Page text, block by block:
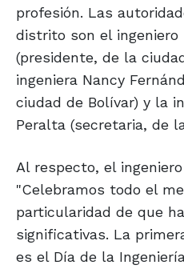
profesión. Las
distrito son el ingeniero
(presidente, de la
ingeniera Nancy
ciudad de Bolívar) y la
Peralta (secretaria, de
Al respecto, el
"Celebramos todo el
particularidad de que
significativas. La
es el Día de la